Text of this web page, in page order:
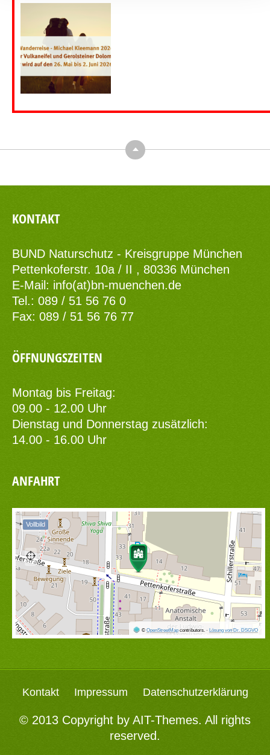
Top
KONTAKT
BUND Naturschutz - Kreisgruppe München
Pettenkoferstr. 10a / II , 80336 München
E-Mail: info(at)bn-muenchen.de
Tel.: 089 / 51 56 76 0
Fax: 089 / 51 56 76 77
ÖFFNUNGSZEITEN
Montag bis Freitag:
09.00 - 12.00 Uhr
Dienstag und Donnerstag zusätzlich:
14.00 - 16.00 Uhr
ANFAHRT
© OpenStreetMapcontributors. · Lösung von Dr. DSGVO
Vollbild
Kontakt Impressum Datenschutzerklärung
© 2013 Copyright by AIT-Themes. All rights
reserved.